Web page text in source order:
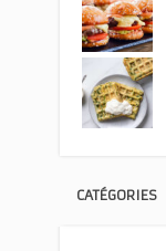
CATÉGORIES